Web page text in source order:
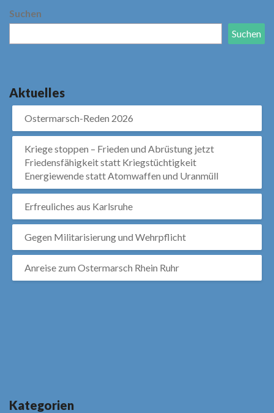
Suchen
Suchen
Aktuelles
Ostermarsch-Reden 2026
Kriege stoppen – Frieden und Abrüstung jetzt
Friedensfähigkeit statt Kriegstüchtigkeit
Energiewende statt Atomwaffen und Uranmüll
Erfreuliches aus Karlsruhe
Gegen Militarisierung und Wehrpflicht
Anreise zum Ostermarsch Rhein Ruhr
Kategorien